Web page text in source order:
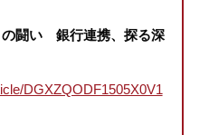
の闘い 銀行連携、探る深
DGXZQODF1505X0V1